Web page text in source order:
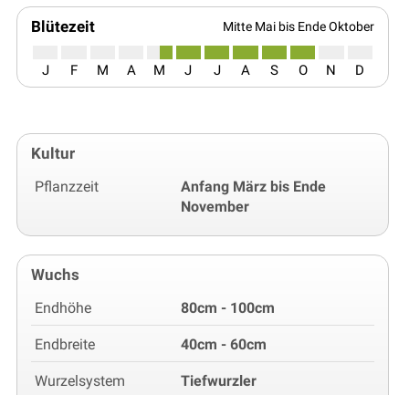
Blütezeit Mitte Mai bis Ende Oktober
J F M A M J J A S O N D
Kultur
Pflanzzeit
Anfang März bis Ende
November
Wuchs
Endhöhe 80cm - 100cm
Endbreite 40cm - 60cm
Wurzelsystem Tiefwurzler